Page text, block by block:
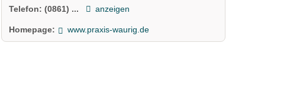
Telefon:(0861) ... anzeigen
Homepage: www.praxis-waurig.de